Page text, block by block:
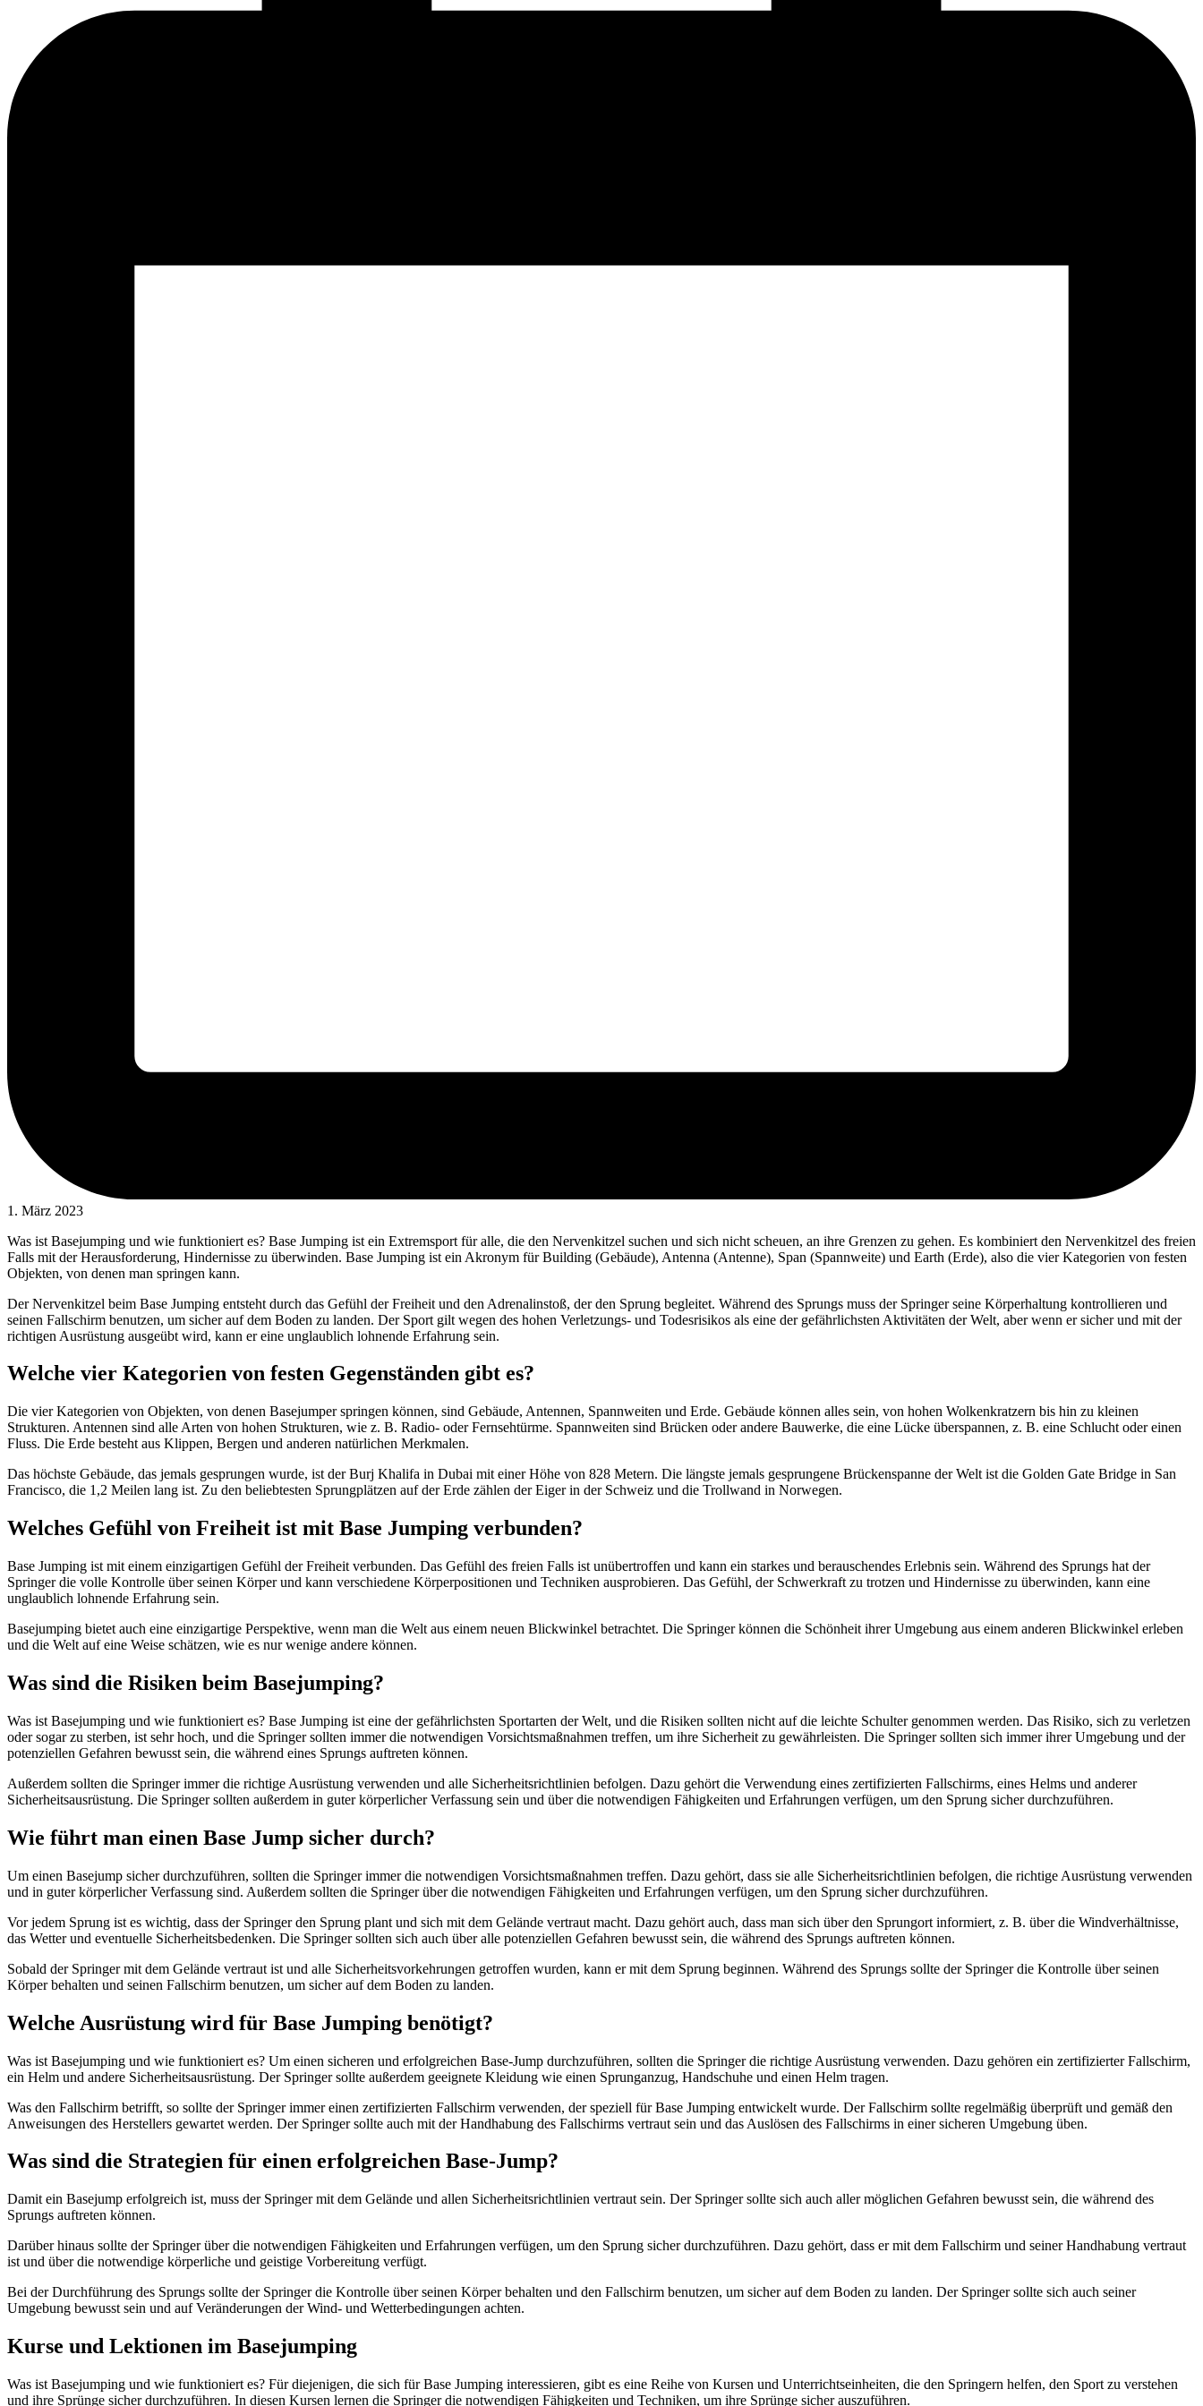
1. März 2023
Was ist Basejumping und wie funktioniert es? Base Jumping ist ein Extremsport für alle, die den Nervenkitzel suchen und sich nicht scheuen, an ihre Grenzen zu gehen. Es kombiniert den Nervenkitzel des freien
Falls mit der Herausforderung, Hindernisse zu überwinden. Base Jumping ist ein Akronym für Building (Gebäude), Antenna (Antenne), Span (Spannweite) und Earth (Erde), also die vier Kategorien von festen
Objekten, von denen man springen kann.
Der Nervenkitzel beim Base Jumping entsteht durch das Gefühl der Freiheit und den Adrenalinstoß, der den Sprung begleitet. Während des Sprungs muss der Springer seine Körperhaltung kontrollieren und
seinen Fallschirm benutzen, um sicher auf dem Boden zu landen. Der Sport gilt wegen des hohen Verletzungs- und Todesrisikos als eine der gefährlichsten Aktivitäten der Welt, aber wenn er sicher und mit der
richtigen Ausrüstung ausgeübt wird, kann er eine unglaublich lohnende Erfahrung sein.
Welche vier Kategorien von festen Gegenständen gibt es?
Die vier Kategorien von Objekten, von denen Basejumper springen können, sind Gebäude, Antennen, Spannweiten und Erde. Gebäude können alles sein, von hohen Wolkenkratzern bis hin zu kleinen
Strukturen. Antennen sind alle Arten von hohen Strukturen, wie z. B. Radio- oder Fernsehtürme. Spannweiten sind Brücken oder andere Bauwerke, die eine Lücke überspannen, z. B. eine Schlucht oder einen
Fluss. Die Erde besteht aus Klippen, Bergen und anderen natürlichen Merkmalen.
Das höchste Gebäude, das jemals gesprungen wurde, ist der Burj Khalifa in Dubai mit einer Höhe von 828 Metern. Die längste jemals gesprungene Brückenspanne der Welt ist die Golden Gate Bridge in San
Francisco, die 1,2 Meilen lang ist. Zu den beliebtesten Sprungplätzen auf der Erde zählen der Eiger in der Schweiz und die Trollwand in Norwegen.
Welches Gefühl von Freiheit ist mit Base Jumping verbunden?
Base Jumping ist mit einem einzigartigen Gefühl der Freiheit verbunden. Das Gefühl des freien Falls ist unübertroffen und kann ein starkes und berauschendes Erlebnis sein. Während des Sprungs hat der
Springer die volle Kontrolle über seinen Körper und kann verschiedene Körperpositionen und Techniken ausprobieren. Das Gefühl, der Schwerkraft zu trotzen und Hindernisse zu überwinden, kann eine
unglaublich lohnende Erfahrung sein.
Basejumping bietet auch eine einzigartige Perspektive, wenn man die Welt aus einem neuen Blickwinkel betrachtet. Die Springer können die Schönheit ihrer Umgebung aus einem anderen Blickwinkel erleben
und die Welt auf eine Weise schätzen, wie es nur wenige andere können.
Was sind die Risiken beim Basejumping?
Was ist Basejumping und wie funktioniert es? Base Jumping ist eine der gefährlichsten Sportarten der Welt, und die Risiken sollten nicht auf die leichte Schulter genommen werden. Das Risiko, sich zu verletzen
oder sogar zu sterben, ist sehr hoch, und die Springer sollten immer die notwendigen Vorsichtsmaßnahmen treffen, um ihre Sicherheit zu gewährleisten. Die Springer sollten sich immer ihrer Umgebung und der
potenziellen Gefahren bewusst sein, die während eines Sprungs auftreten können.
Außerdem sollten die Springer immer die richtige Ausrüstung verwenden und alle Sicherheitsrichtlinien befolgen. Dazu gehört die Verwendung eines zertifizierten Fallschirms, eines Helms und anderer
Sicherheitsausrüstung. Die Springer sollten außerdem in guter körperlicher Verfassung sein und über die notwendigen Fähigkeiten und Erfahrungen verfügen, um den Sprung sicher durchzuführen.
Wie führt man einen Base Jump sicher durch?
Um einen Basejump sicher durchzuführen, sollten die Springer immer die notwendigen Vorsichtsmaßnahmen treffen. Dazu gehört, dass sie alle Sicherheitsrichtlinien befolgen, die richtige Ausrüstung verwenden
und in guter körperlicher Verfassung sind. Außerdem sollten die Springer über die notwendigen Fähigkeiten und Erfahrungen verfügen, um den Sprung sicher durchzuführen.
Vor jedem Sprung ist es wichtig, dass der Springer den Sprung plant und sich mit dem Gelände vertraut macht. Dazu gehört auch, dass man sich über den Sprungort informiert, z. B. über die Windverhältnisse,
das Wetter und eventuelle Sicherheitsbedenken. Die Springer sollten sich auch über alle potenziellen Gefahren bewusst sein, die während des Sprungs auftreten können.
Sobald der Springer mit dem Gelände vertraut ist und alle Sicherheitsvorkehrungen getroffen wurden, kann er mit dem Sprung beginnen. Während des Sprungs sollte der Springer die Kontrolle über seinen
Körper behalten und seinen Fallschirm benutzen, um sicher auf dem Boden zu landen.
Welche Ausrüstung wird für Base Jumping benötigt?
Was ist Basejumping und wie funktioniert es? Um einen sicheren und erfolgreichen Base-Jump durchzuführen, sollten die Springer die richtige Ausrüstung verwenden. Dazu gehören ein zertifizierter Fallschirm,
ein Helm und andere Sicherheitsausrüstung. Der Springer sollte außerdem geeignete Kleidung wie einen Sprunganzug, Handschuhe und einen Helm tragen.
Was den Fallschirm betrifft, so sollte der Springer immer einen zertifizierten Fallschirm verwenden, der speziell für Base Jumping entwickelt wurde. Der Fallschirm sollte regelmäßig überprüft und gemäß den
Anweisungen des Herstellers gewartet werden. Der Springer sollte auch mit der Handhabung des Fallschirms vertraut sein und das Auslösen des Fallschirms in einer sicheren Umgebung üben.
Was sind die Strategien für einen erfolgreichen Base-Jump?
Damit ein Basejump erfolgreich ist, muss der Springer mit dem Gelände und allen Sicherheitsrichtlinien vertraut sein. Der Springer sollte sich auch aller möglichen Gefahren bewusst sein, die während des
Sprungs auftreten können.
Darüber hinaus sollte der Springer über die notwendigen Fähigkeiten und Erfahrungen verfügen, um den Sprung sicher durchzuführen. Dazu gehört, dass er mit dem Fallschirm und seiner Handhabung vertraut
ist und über die notwendige körperliche und geistige Vorbereitung verfügt.
Bei der Durchführung des Sprungs sollte der Springer die Kontrolle über seinen Körper behalten und den Fallschirm benutzen, um sicher auf dem Boden zu landen. Der Springer sollte sich auch seiner
Umgebung bewusst sein und auf Veränderungen der Wind- und Wetterbedingungen achten.
Kurse und Lektionen im Basejumping
Was ist Basejumping und wie funktioniert es? Für diejenigen, die sich für Base Jumping interessieren, gibt es eine Reihe von Kursen und Unterrichtseinheiten, die den Springern helfen, den Sport zu verstehen
und ihre Sprünge sicher durchzuführen. In diesen Kursen lernen die Springer die notwendigen Fähigkeiten und Techniken, um ihre Sprünge sicher auszuführen.